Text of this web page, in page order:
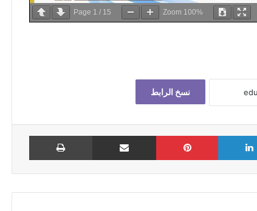
Page 1 / 15 Zoom 100%
نسخ الرابط
لينكدإن بينتيريست مشاركة عبر البريد طباعة